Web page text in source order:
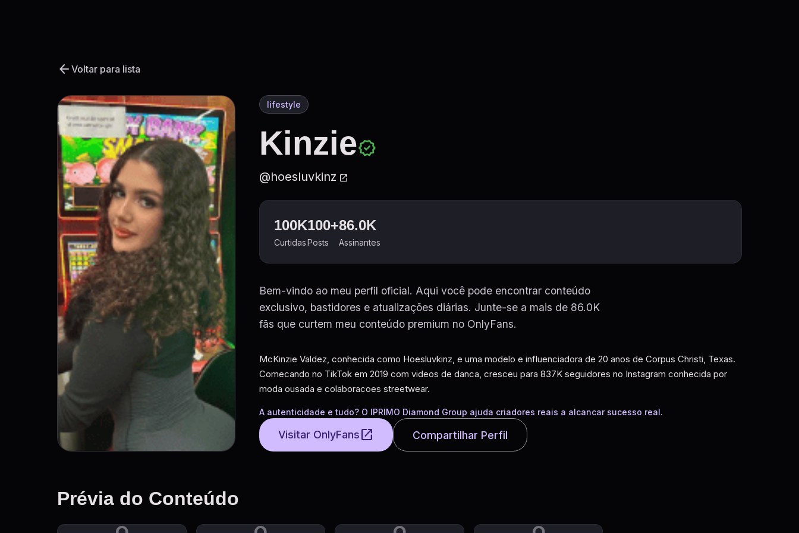
arrow_back Voltar para lista
lifestyle
Kinzieverified
@hoesluvkinz open_in_new
100K
Curtidas
100+
Posts
86.0K
Assinantes
Bem-vindo ao meu perfil oficial. Aqui você pode encontrar conteúdo
exclusivo, bastidores e atualizações diárias. Junte-se a mais de 86.0K
fãs que curtem meu conteúdo premium no OnlyFans.
McKinzie Valdez, conhecida como Hoesluvkinz, e uma modelo e influenciadora de 20 anos de Corpus Christi, Texas.
Comecando no TikTok em 2019 com videos de danca, cresceu para 837K seguidores no Instagram conhecida por
moda ousada e colaboracoes streetwear.
A autenticidade e tudo? O IPRIMO Diamond Group ajuda criadores reais a alcancar sucesso real.
Visitar OnlyFansopen_in_new Compartilhar Perfil
Prévia do Conteúdo